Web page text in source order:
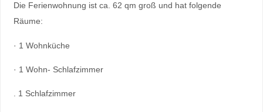
Die Ferienwohnung ist ca. 62 qm groß und hat folgende
Räume:
· 1 Wohnküche
· 1 Wohn- Schlafzimmer
. 1 Schlafzimmer